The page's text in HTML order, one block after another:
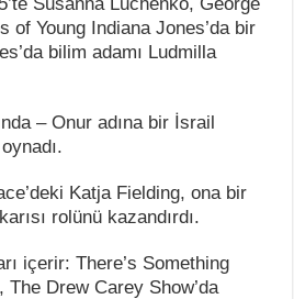
of Young Indiana Jones’da bir
bilim adamı Ludmilla
– Onur adına bir İsrail
Katja Fielding, ona bir
rolünü kazandırdı.
içerir: There’s Something
The Drew Carey Show’da